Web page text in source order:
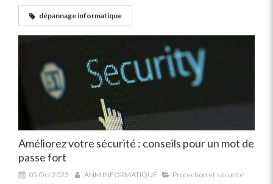
dépannage informatique
Améliorez votre sécurité : conseils pour un mot de
passe fort
05 Oct 2023 ANM INFORMATIQUE Protection et sécurité